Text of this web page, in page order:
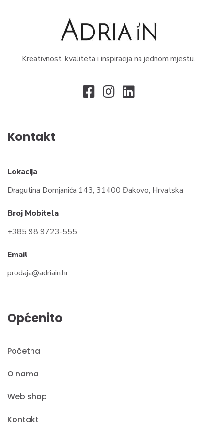
Kreativnost, kvaliteta i inspiracija na jednom mjestu.
Kontakt
Lokacija
Dragutina Domjanića 143, 31400 Đakovo, Hrvatska
Broj Mobitela
+385 98 9723-555
Email
prodaja@adriain.hr
Općenito
Početna
O nama
Web shop
Kontakt